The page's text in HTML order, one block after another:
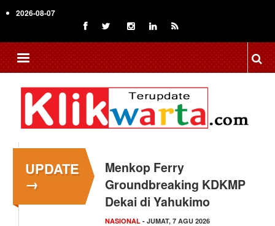
to
content
2026-08-07
UPDATE
→
Menkop Ferry
Groundbreaking KDKMP
Dekai di Yahukimo
NASIONAL - JUMAT, 7 AGU 2026